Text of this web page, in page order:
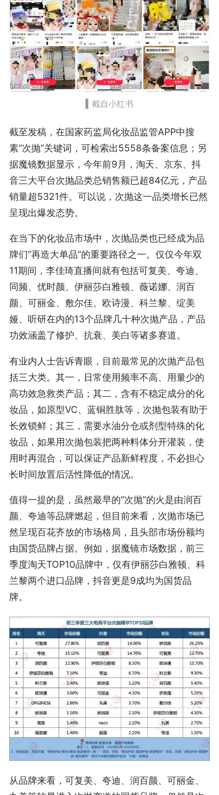
截自小红书
截至发稿，在国家药监局化妆品监管APP中搜
素“次抛”关键词，可检索出5558条备案信息；另
据魔镜数据显示，今年前9月，淘天、京东、抖
音三大平台次抛品类总销售额已超84亿元，产品
销量超5321件。可以说，次抛这一品类增长已然
呈现出爆发态势。
在当下的化妆品市场中，次抛品类也已经成为品
牌们“再造大单品”的重要路径之一。仅仅今年双
11期间，李佳琦直播间就有包括可复美、夸迪、
同频、优时颜、伊丽莎白雅顿、薇诺娜、润百
颜、可丽金、敷尔佳、欧诗漫、科兰黎、绽美
娅、听研在内的13个品牌几十种次抛产品，产品
功效涵盖了修护、抗衰、美白等诸多赛道。
有业内人士告诉青眼，目前最常见的次抛产品包
括三大类。其一，日常使用频率不高、用量少的
高功效急救类产品；其二，含有不稳定成分的化
妆品，如原型VC、蓝铜胜肽等，次抛包装有助于
长效锁鲜；其三，需要水油分仓或剂型特殊的化
妆品，如果用次抛包装把两种料体分开灌装，使
用时再混合，可以保证产品新鲜程度，不必担心
长时间放置后活性降低的情况。
值得一提的是，虽然最早的“次抛”的火是由润百
颜、夸迪等品牌燃起，但目前来看，次抛市场已
然呈现百花齐放的市场格局，且头部市场份额均
由国货品牌占据。例如，据魔镜市场数据，前三
季度淘天TOP10品牌中，仅有伊丽莎白雅顿、科
兰黎两个进口品牌，抖音更是9成均为国货品
牌。
从品牌来看，可复美、夸迪、润百颜、可丽金、